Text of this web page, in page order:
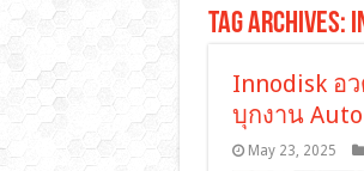
Tag Archives:
Innodisk อ
บุกงาน
May 23, 2025